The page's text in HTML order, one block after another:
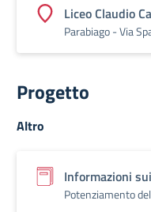
Liceo Claudio
Parabiago - Via
Progetto
Altro
Informazioni
Potenziamento